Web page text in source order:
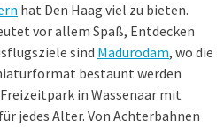
hat Den Haag viel zu bieten.
vor allem Spaß, Entdecken
sind Madurodam, wo die
bestaunt werden
in Wassenaar mit
jedes Alter. Von Achterbahnen